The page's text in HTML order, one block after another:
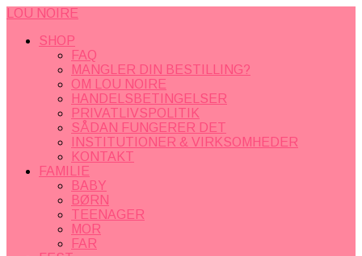
LOU NOIRE
SHOP
FAQ
MANGLER DIN BESTILLING?
OM LOU NOIRE
HANDELSBETINGELSER
PRIVATLIVSPOLITIK
SÅDAN FUNGERER DET
INSTITUTIONER & VIRKSOMHEDER
KONTAKT
FAMILIE
BABY
BØRN
TEENAGER
MOR
FAR